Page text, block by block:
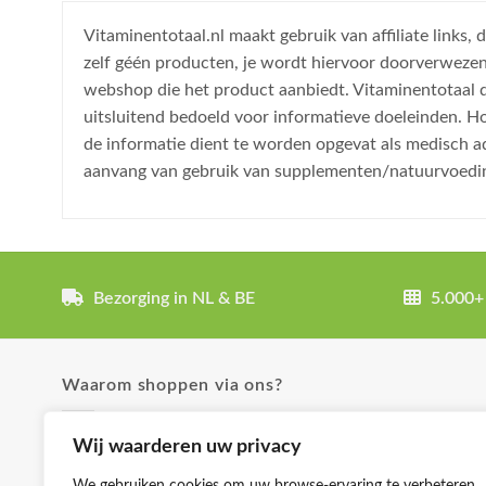
Wij waarderen uw privacy
Vitaminentotaal.nl maakt gebruik van affiliate links,
zelf géén producten, je wordt hiervoor
webshop die het product aanbiedt. Vitaminentotaal
uitsluitend bedoeld voor informatieve doeleinden.
de informatie dient te worden opgevat als medisch
aanvang van gebruik van supplementen/
Bezorging in NL & BE
Waarom shoppen via ons?
✓ Uitgebreide product omschrijvingen